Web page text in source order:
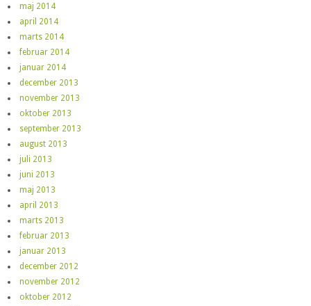
maj 2014
april 2014
marts 2014
februar 2014
januar 2014
december 2013
november 2013
oktober 2013
september 2013
august 2013
juli 2013
juni 2013
maj 2013
april 2013
marts 2013
februar 2013
januar 2013
december 2012
november 2012
oktober 2012